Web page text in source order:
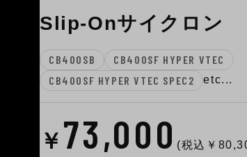
Slip-Onサイクロン
CB400SB
CB400SF HYPER VTEC
CB400SF HYPER VTEC SPEC2
etc...
￥ 73,000 (税込￥